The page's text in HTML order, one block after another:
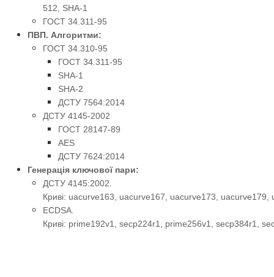
512, SHA-1​
ГОСТ 34.311-95
ПВП. Алгоритми:
ГОСТ 34.310-95
ГОСТ 34.311-95
SHA-1
SHA-2
ДСТУ 7564:2014
ДСТУ 4145-2002
ГОСТ 28147-89
AES
ДСТУ 7624:2014
Генерація ключової пари:
ДСТУ 4145:2002.
Криві: uacurve163, uacurve167, uacurve173,
ECDSA.
Криві: prime192v1, secp224r1, prime256v1, secp384r1,